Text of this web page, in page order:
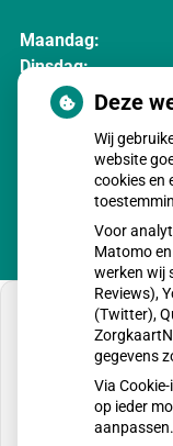
Maandag:
Dinsdag:
Woensdag:
Donderdag:
U heeft
externe
Deze
Wij
website
cookies en
Voor
Matomo
werken wij
Reviews),
(Twitter),
gegevens
Via
op ieder
aanpassen.